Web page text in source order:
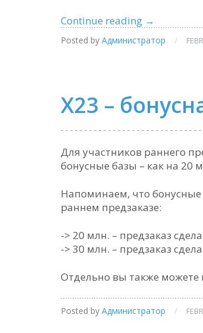
Continue reading Прогон
по
→
Posted by Администратор /
X23 –
Для участников раннего
бонусные базы – как на 20
Напоминаем, что бонусные
раннем предзаказе:
-> 20 млн. – предзаказ
-> 30 млн. – предзаказ
Отдельно вы также можете
Posted by Администратор /